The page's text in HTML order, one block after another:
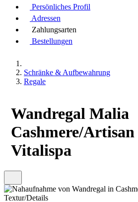
Persönliches Profil
Adressen
Zahlungsarten
Bestellungen
Schränke & Aufbewahrung
Regale
Wandregal Malia
Cashmere/Artisan
Vitalispa